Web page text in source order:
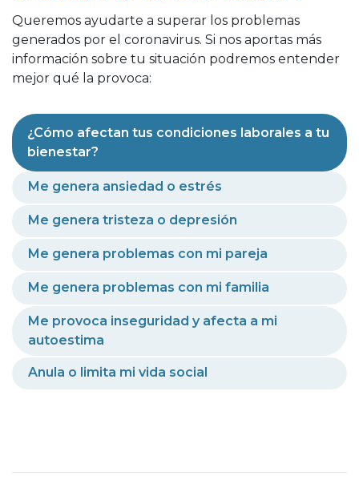
Queremos ayudarte a superar los problemas
generados por el coronavirus. Si nos aportas más
información sobre tu situación podremos entender
mejor qué la provoca:
¿Cómo afectan tus condiciones laborales a tu
bienestar?
Me genera ansiedad o estrés
Me genera tristeza o depresión
Me genera problemas con mi pareja
Me genera problemas con mi familia
Me provoca inseguridad y afecta a mi
autoestima
Anula o limita mi vida social